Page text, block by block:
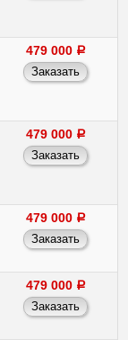
479 000 a
479 000 a
479 000 a
479 000 a